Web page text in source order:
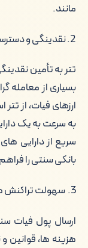
مانند.
2. نقدینگی و دسترسی:
تتر به تأمین
بسیاری از معامله
ارزهای فیات، از
به سرعت به یک
سریع از دارایی
بانکی سنتی را
3. سهولت تراکنش های بین المللی:
ارسال پول فیات
هزینه ها، قوانین